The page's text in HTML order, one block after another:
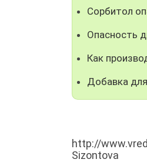
Сорбитол
Опасность
Как
Добавка
http://
Sizontova